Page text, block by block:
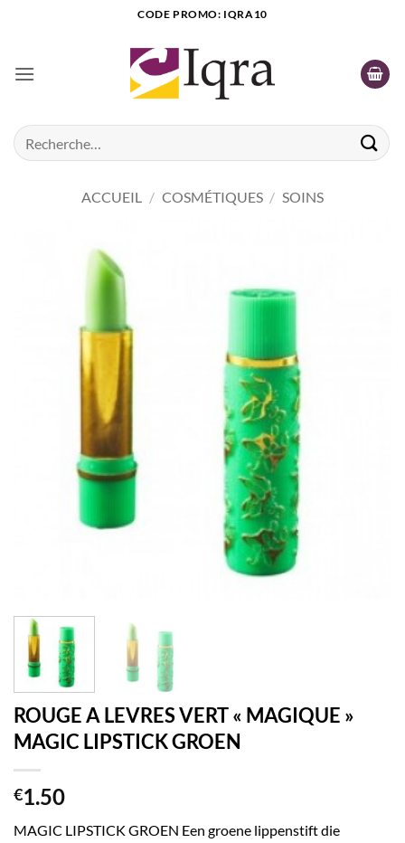
CODE PROMO: IQRA10
Recherche
pour :
ACCUEIL / COSMÉTIQUES / SOINS
ROUGE A LEVRES VERT « MAGIQUE »
MAGIC LIPSTICK GROEN
€1.50
MAGIC LIPSTICK GROEN Een groene lippenstift die